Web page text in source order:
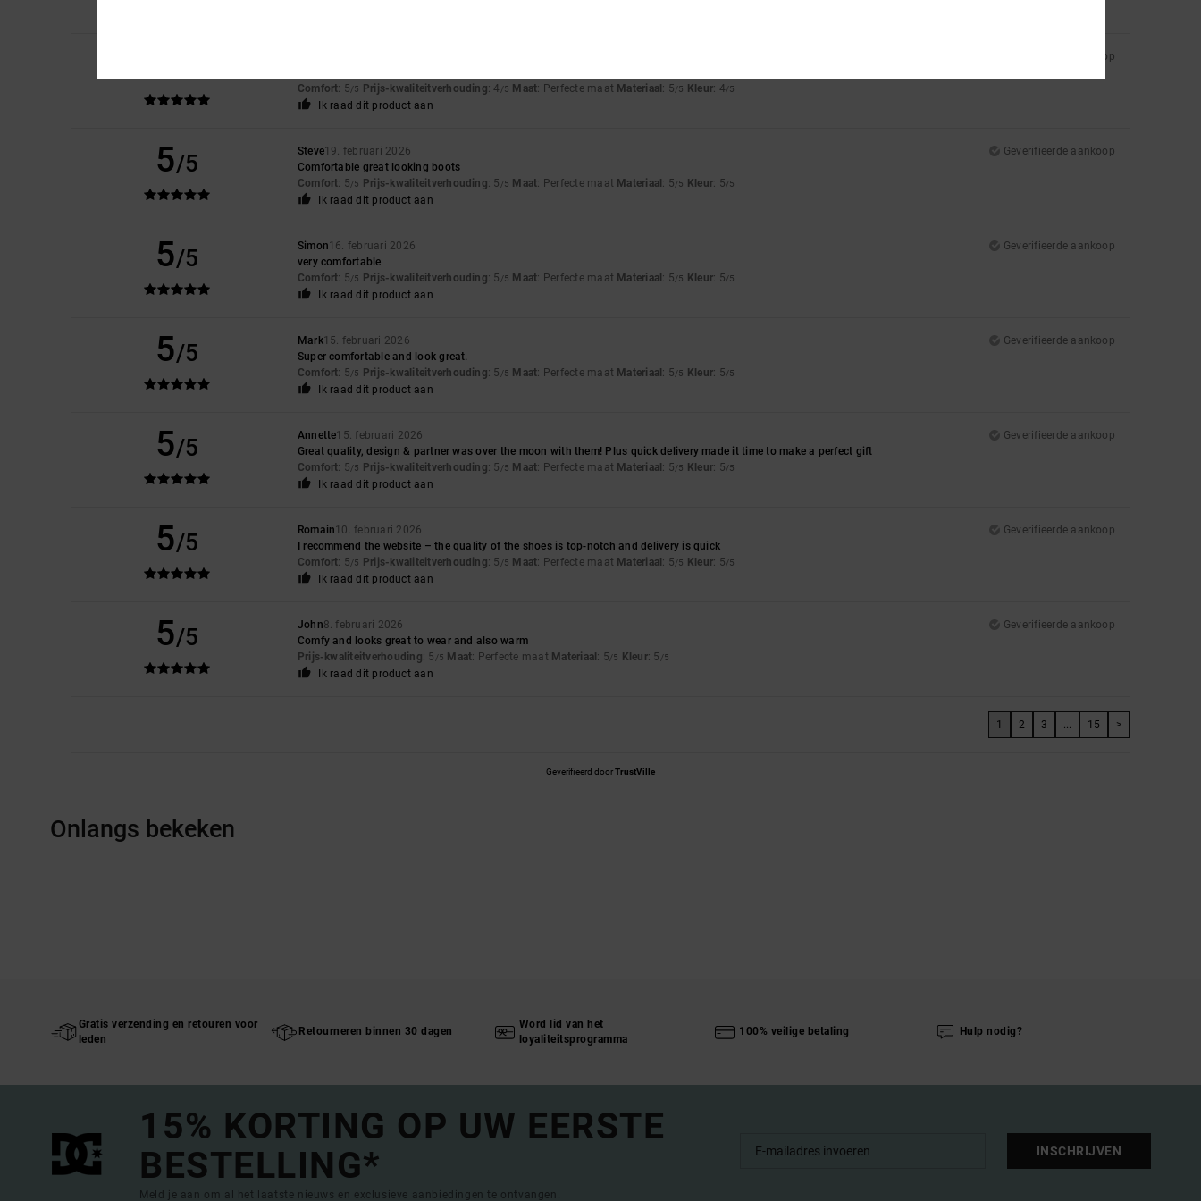
Geverifieerde aankoop
Comfort: 5/5 Prijs-kwaliteitverhouding: 4 /5 Maat: Perfecte maat Materiaal: 5/5 Kleur: 4/5
Ik raad dit product aan
5/5 Steve19. februari 2026
Geverifieerde aankoop
Comfortable great looking boots
Comfort: 5/5 Prijs-kwaliteitverhouding: 5 /5 Maat: Perfecte maat Materiaal: 5/5 Kleur: 5/5
Ik raad dit product aan
5/5 Simon16. februari 2026
Geverifieerde aankoop
very comfortable
Comfort: 5/5 Prijs-kwaliteitverhouding: 5 /5 Maat: Perfecte maat Materiaal: 5/5 Kleur: 5/5
Ik raad dit product aan
5/5 Mark15. februari 2026
Geverifieerde aankoop
Super comfortable and look great.
Comfort: 5/5 Prijs-kwaliteitverhouding: 5 /5 Maat: Perfecte maat Materiaal: 5/5 Kleur: 5/5
Ik raad dit product aan
5/5 Annette15. februari 2026
Geverifieerde aankoop
Great quality, design & partner was over the moon with them! Plus quick delivery made it time to make a perfect gift
Comfort: 5/5 Prijs-kwaliteitverhouding: 5 /5 Maat: Perfecte maat Materiaal: 5/5 Kleur: 5/5
Ik raad dit product aan
5/5 Romain10. februari 2026
Geverifieerde aankoop
I recommend the website – the quality of the shoes is top-notch and delivery is quick
Comfort: 5/5 Prijs-kwaliteitverhouding: 5 /5 Maat: Perfecte maat Materiaal: 5/5 Kleur: 5/5
Ik raad dit product aan
5/5 John8. februari 2026
Geverifieerde aankoop
Comfy and looks great to wear and also warm
Prijs-kwaliteitverhouding: 5 /5 Maat: Perfecte maat Materiaal: 5/5 Kleur: 5 /5
Ik raad dit product aan
1 2 3 ... 15 >
Geverifieerd doorTrustVille
Onlangs bekeken
Gratis verzending en retouren voor
leden
Retourneren binnen 30 dagen
Word lid van het
loyaliteitsprogramma
100% veilige betaling Hulp nodig?
15% KORTING OP UW EERSTE
BESTELLING*
Meld je aan om al het laatste nieuws en exclusieve aanbiedingen te ontvangen.
INSCHRIJVEN